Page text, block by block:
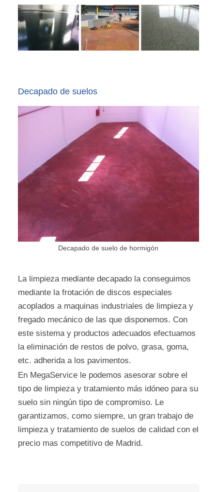
Decapado de suelos
Decapado de suelo de hormigón
La limpieza mediante decapado la conseguimos
mediante la frotación de discos especiales
acoplados a maquinas industriales de limpieza y
fregado mecánico de las que disponemos. Con
este sistema y productos adecuados efectuamos
la eliminación de restos de polvo, grasa, goma,
etc. adherida a los pavimentos.
En MegaService le podemos asesorar sobre el
tipo de limpieza y tratamiento más idóneo para su
suelo sin ningún tipo de compromiso. Le
garantizamos, como siempre, un gran trabajo de
limpieza y tratamiento de suelos de calidad con el
precio mas competitivo de Madrid.